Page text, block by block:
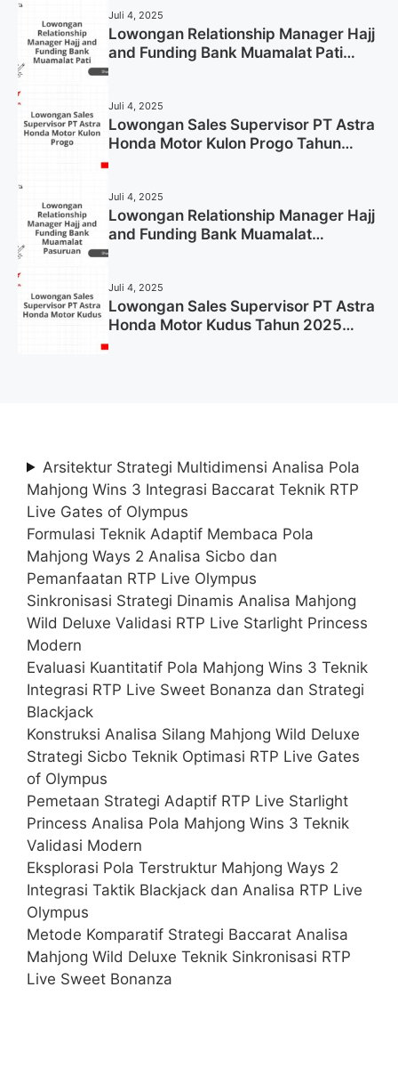
Juli 4, 2025
Lowongan Relationship Manager Hajj
and Funding Bank Muamalat Pati
Juli 4, 2025
Lowongan Sales Supervisor PT Astra
Honda Motor Kulon Progo Tahun
Juli 4, 2025
Lowongan Relationship Manager Hajj
and Funding Bank Muamalat
Juli 4, 2025
Lowongan Sales Supervisor PT Astra
Honda Motor Kudus Tahun 2025
Arsitektur Strategi Multidimensi Analisa Pola
Mahjong Wins 3 Integrasi Baccarat Teknik RTP
Live Gates of Olympus
Formulasi Teknik Adaptif Membaca Pola
Mahjong Ways 2 Analisa Sicbo dan
Pemanfaatan RTP Live Olympus
Sinkronisasi Strategi Dinamis Analisa Mahjong
Wild Deluxe Validasi RTP Live Starlight Princess
Modern
Evaluasi Kuantitatif Pola Mahjong Wins 3 Teknik
Integrasi RTP Live Sweet Bonanza dan Strategi
Blackjack
Konstruksi Analisa Silang Mahjong Wild Deluxe
Strategi Sicbo Teknik Optimasi RTP Live Gates
of Olympus
Pemetaan Strategi Adaptif RTP Live Starlight
Princess Analisa Pola Mahjong Wins 3 Teknik
Validasi Modern
Eksplorasi Pola Terstruktur Mahjong Ways 2
Integrasi Taktik Blackjack dan Analisa RTP Live
Olympus
Metode Komparatif Strategi Baccarat Analisa
Mahjong Wild Deluxe Teknik Sinkronisasi RTP
Live Sweet Bonanza